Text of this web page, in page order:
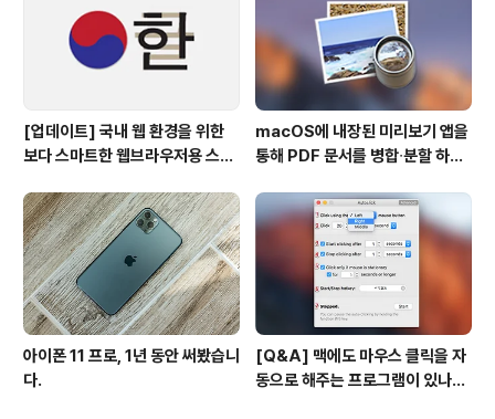
[업데이트] 국내 웹 환경을 위한
보다 스마트한 웹브라우저용 스타
macOS에 내장된 미리보기 앱을
통해 PDF 문서를 병합∙분할 하는
아이폰 11 프로, 1년 동안 써봤습니
다.
[Q&A] 맥에도 마우스 클릭을 자
동으로 해주는 프로그램이 있나